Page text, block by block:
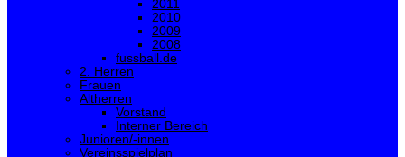
2011
2010
2009
2008
fussball.de
2. Herren
Frauen
Altherren
Vorstand
Interner Bereich
Junioren/-innen
Vereinsspielplan